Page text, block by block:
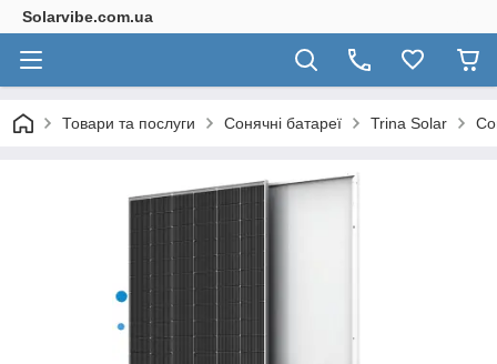
Solarvibe.com.ua
Товари та послуги Сонячні батареї Trina Solar